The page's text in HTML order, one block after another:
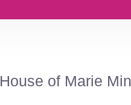
House of Marie